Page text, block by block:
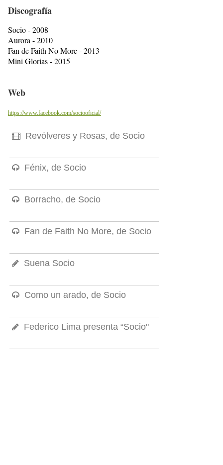
Discografía
Socio - 2008
Aurora - 2010
Fan de Faith No More - 2013
Mini Glorias - 2015
Web
https://www.facebook.com/sociooficial/
Revólveres y Rosas, de Socio
Fénix, de Socio
Borracho, de Socio
Fan de Faith No More, de Socio
Suena Socio
Como un arado, de Socio
Federico Lima presenta “Socio"